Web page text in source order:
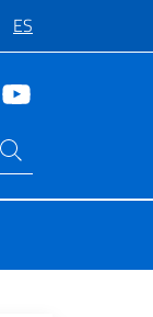
ES